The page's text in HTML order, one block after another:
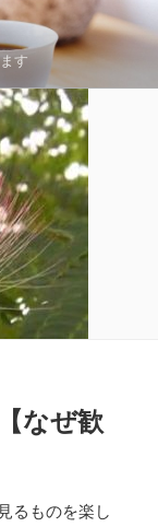
す
なぜ歓
るものを楽し